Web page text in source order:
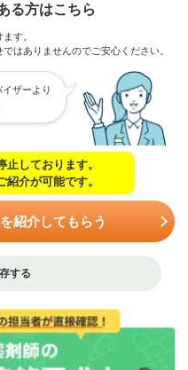
る方はこちら
す。
はありませんのでご安心ください。
ザーより
しております。
介が可能です。
紹介してもらう
する